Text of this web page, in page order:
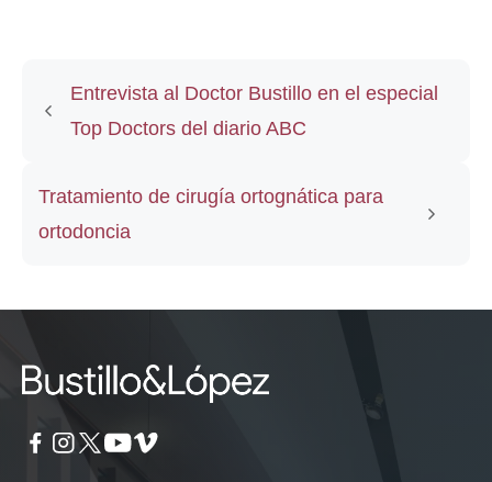
Entrevista al Doctor Bustillo en el especial
Top Doctors del diario ABC
Tratamiento de cirugía ortognática para
ortodoncia